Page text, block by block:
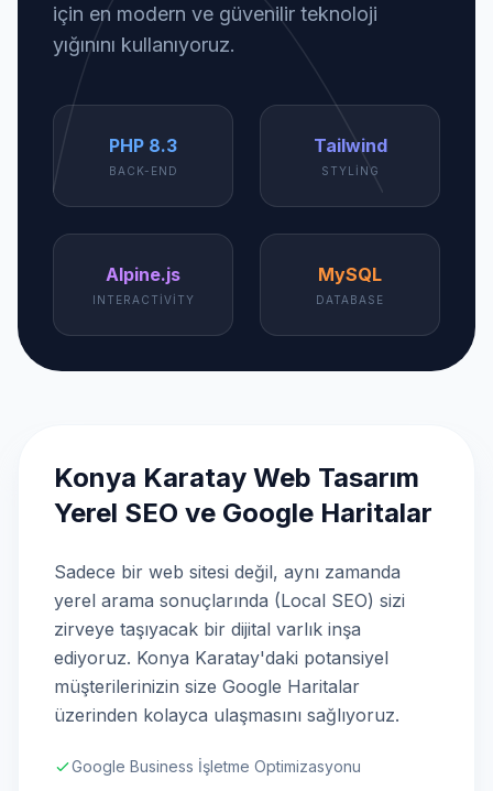
için en modern ve güvenilir teknoloji
yığınını kullanıyoruz.
PHP 8.3
BACK-END
Tailwind
STYLING
Alpine.js
INTERACTIVITY
MySQL
DATABASE
Konya Karatay Web Tasarım
Yerel SEO ve Google Haritalar
Sadece bir web sitesi değil, aynı zamanda
yerel arama sonuçlarında (Local SEO) sizi
zirveye taşıyacak bir dijital varlık inşa
ediyoruz. Konya Karatay'daki potansiyel
müşterilerinizin size Google Haritalar
üzerinden kolayca ulaşmasını sağlıyoruz.
Google Business İşletme Optimizasyonu